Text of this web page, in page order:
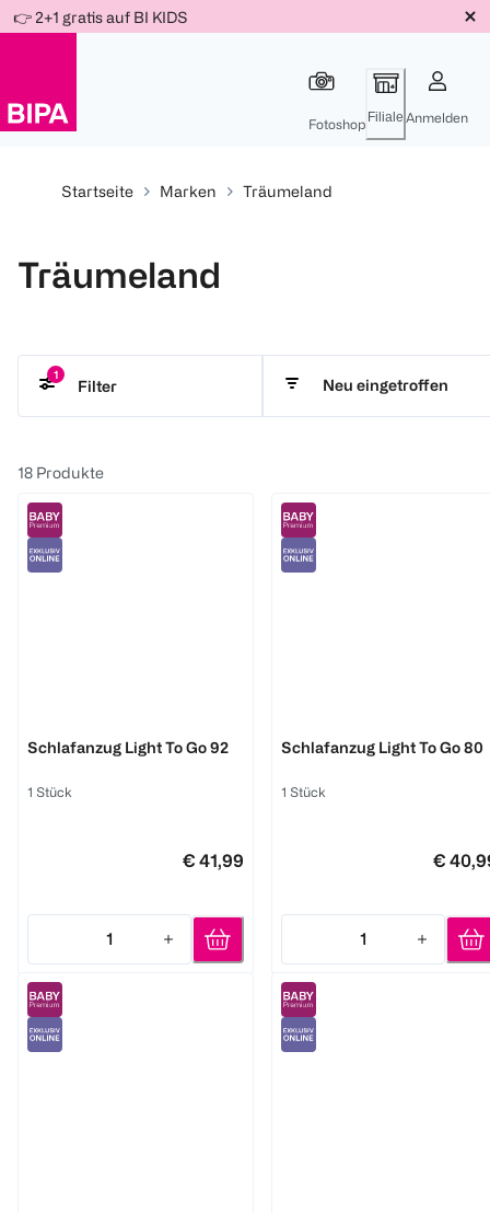
Für
Für
Für
Weiter
zum
👉 2+1 gratis auf BI KIDS
Fotoshop Filiale Anmelden
Startseite Marken Träumeland
Träumeland
1
Filter Neu eingetroffen
18 Produkte
Schlafanzug Light To Go 92
1 Stück
€ 41,99
1
Quantity: 1
Schlafanzug Light To Go 80
1 Stück
€
1
Quantity: 1